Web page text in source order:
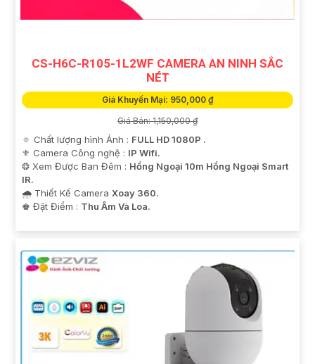
CS-H6C-R105-1L2WF CAMERA AN NINH SẮC
NÉT
Giá Khuyến Mại: 950,000 ₫
Giá Bán: 1,150,000 ₫
🔅 Chất lượng hình Ảnh : FULL HD 1080P .
⚜️ Camera Công nghệ : IP Wifi.
❂ Xem Được Ban Đêm : Hồng Ngoại 10m Hồng Ngoại Smart
IR.
🌧️ Thiết Kế Camera Xoay 360.
️♚ Đặt Điểm : Thu Âm Và Loa.